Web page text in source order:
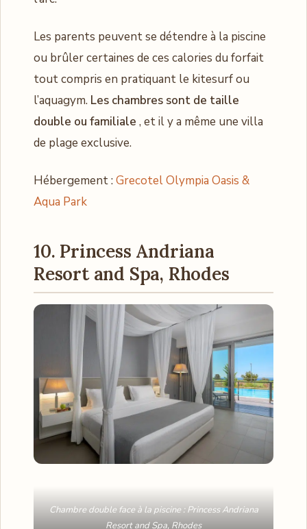
Les parents peuvent se détendre à la piscine
ou brûler certaines de ces calories du forfait
tout compris en pratiquant le kitesurf ou
l’aquagym. Les chambres sont de taille
double ou familiale , et il y a même une villa
de plage exclusive.
Hébergement :Grecotel Olympia Oasis &
Aqua Park
10. Princess Andriana
Resort and Spa, Rhodes
Chambre double face à la piscine : Princess Andriana
Resort and Spa, Rhodes